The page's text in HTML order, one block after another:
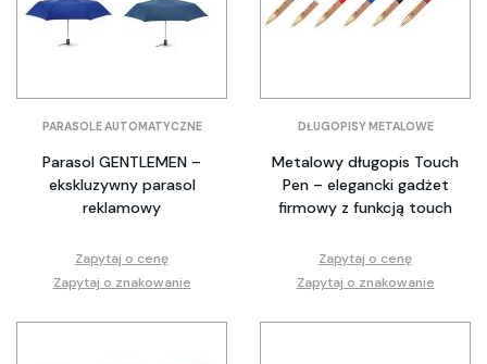
PARASOLE AUTOMATYCZNE
Parasol GENTLEMEN –
ekskluzywny parasol
reklamowy
Zapytaj o cenę
Zapytaj o znakowanie
DŁUGOPISY METALOWE
Metalowy długopis Touch
Pen – elegancki gadżet
firmowy z funkcją touch
Zapytaj o cenę
Zapytaj o znakowanie